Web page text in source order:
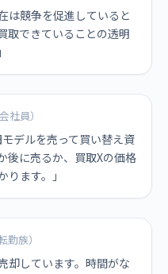
は競争を促進していると
取できていることの透明
社員）
デルを売って買い替え資
後に売るか、買取Xの価格
ます。」
勤族）
却しています。時間がな